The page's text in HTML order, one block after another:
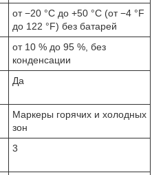
от −20 °C до +50 °C (от −4 °F
до 122 °F) без батарей
от 10 % до 95 %, без
конденсации
Да
Маркеры горячих и холодных
зон
3